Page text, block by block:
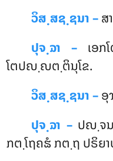
ວິສ຺ສຊ຺ຊນາ –
ປຸຈ຺ຉາ –ເອກ
ໂຕປຎ຺ຎຕ຺ຕິນຸໂຂ.
ວິສ຺ສຊ຺ຊນາ –
ປຸຈ຺ຉາ –ປຎ຺ຈນ຺
ກຕ຺ໂຖຄຘໍ ກຕ຺ຖ ປຣິຍ